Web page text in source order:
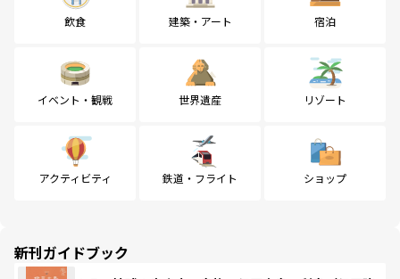
飲食 建築・アート 宿泊
イベント・観戦 世界遺産 リゾート
アクティビティ 鉄道・フライト ショップ
新刊ガイドブック